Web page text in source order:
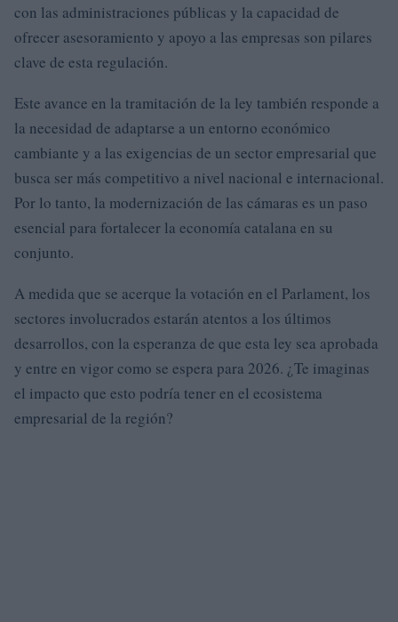
con las administraciones públicas y la capacidad de
ofrecer asesoramiento y apoyo a las empresas son pilares
clave de esta regulación.
Este avance en la tramitación de la ley también responde a
la necesidad de adaptarse a un entorno económico
cambiante y a las exigencias de un sector empresarial que
busca ser más competitivo a nivel nacional e internacional.
Por lo tanto, la modernización de las cámaras es un paso
esencial para fortalecer la economía catalana en su
conjunto.
A medida que se acerque la votación en el Parlament, los
sectores involucrados estarán atentos a los últimos
desarrollos, con la esperanza de que esta ley sea aprobada
y entre en vigor como se espera para 2026. ¿Te imaginas
el impacto que esto podría tener en el ecosistema
empresarial de la región?